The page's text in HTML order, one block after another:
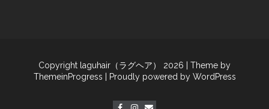
Copyright laguhair（ラグヘア） 2026
| Theme by
ThemeinProgress
| Proudly powered by WordPress